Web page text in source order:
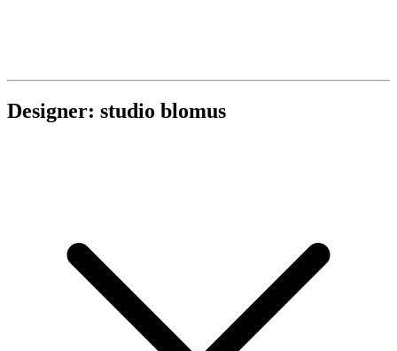
Designer: studio blomus